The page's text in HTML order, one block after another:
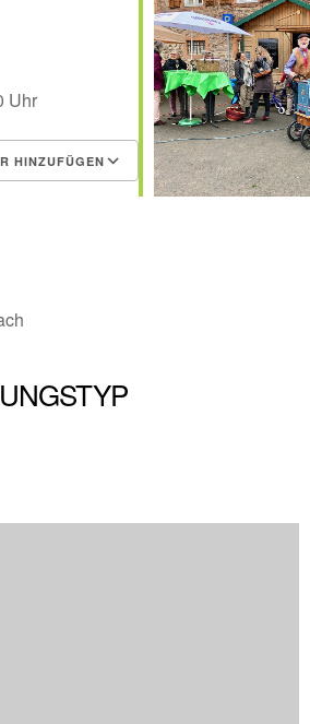
Uhr
HINZUFÜGEN
Outlook Live